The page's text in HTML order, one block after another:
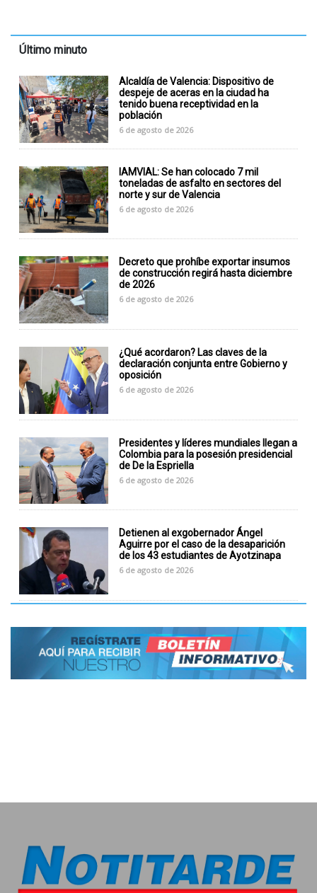
Último minuto
Alcaldía de Valencia: Dispositivo de
despeje de aceras en la ciudad ha
tenido buena receptividad en la
población
6 de agosto de 2026
IAMVIAL: Se han colocado 7 mil
toneladas de asfalto en sectores del
norte y sur de Valencia
6 de agosto de 2026
Decreto que prohíbe exportar insumos
de construcción regirá hasta diciembre
de 2026
6 de agosto de 2026
¿Qué acordaron? Las claves de la
declaración conjunta entre Gobierno y
oposición
6 de agosto de 2026
Presidentes y líderes mundiales llegan a
Colombia para la posesión presidencial
de De la Espriella
6 de agosto de 2026
Detienen al exgobernador Ángel
Aguirre por el caso de la desaparición
de los 43 estudiantes de Ayotzinapa
6 de agosto de 2026